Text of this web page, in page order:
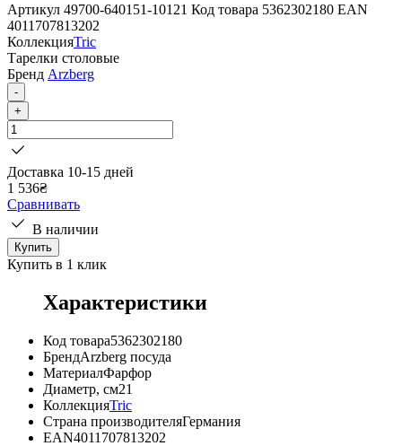
Артикул 49700-640151-10121 Код товара 5362302180 EAN
4011707813202
КоллекцияTric
Тарелки столовые
Бренд Arzberg
-
+
Доставка 10-15 дней
1 536₴
Сравнивать
В наличии
Купить
Купить в 1 клик
Характеристики
Код товара5362302180
БрендArzberg посуда
МатериалФарфор
Диаметр, см21
КоллекцияTric
Страна производителяГермания
EAN4011707813202